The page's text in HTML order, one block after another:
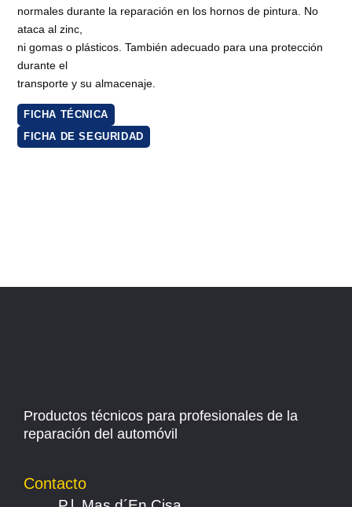
normales durante la reparación en los hornos de pintura. No
ataca al zinc,
ni gomas o plásticos. También adecuado para una protección
durante el
transporte y su almacenaje.
FICHA TÉCNICA
FICHA DE SEGURIDAD
Productos técnicos para profesionales de la
reparación del automóvil
Contacto